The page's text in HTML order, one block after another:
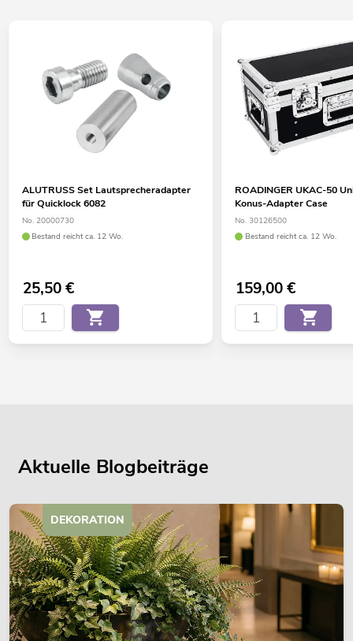
ALUTRUSS Set Lautsprecheradapter
für Quicklock 6082
No. 20000730
Bestand reicht ca. 12 Wo.
25,50€
ROADINGER UKAC-50
Konus-Adapter Case
No. 30126500
Bestand reicht ca. 12 Wo.
159,00€
Aktuelle Blogbeiträge
DEKORATION